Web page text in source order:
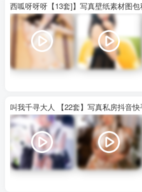
叫我千寻大人 【22套】写真私房抖音